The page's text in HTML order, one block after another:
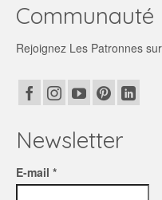
Communauté
Rejoignez Les Patronnes
Newsletter
E-mail *